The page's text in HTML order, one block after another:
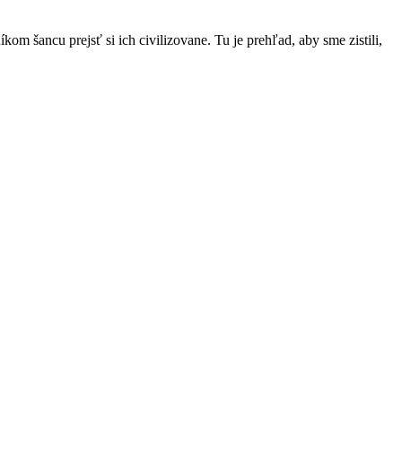
šancu prejsť si ich civilizovane. Tu je prehľad, aby sme zistili,